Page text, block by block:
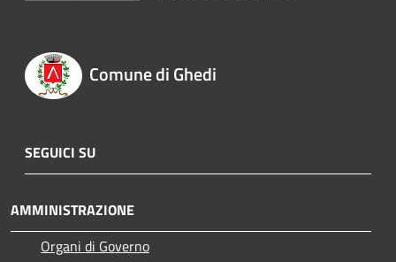
Comune di Ghedi
SEGUICI SU
AMMINISTRAZIONE
Organi di Governo